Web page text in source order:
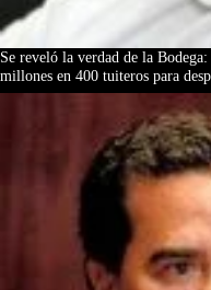
Se reveló la verdad de la
millones en 400 tuiteros para